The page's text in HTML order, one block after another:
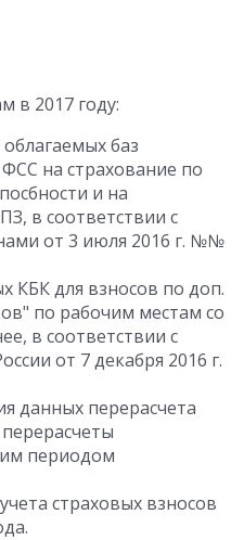
в 2017 году:
баз
на страхование по
и на
в соответствии с
от 3 июля 2016 г. №№
КБК для взносов по доп.
по рабочим местам со
в соответствии с
от 7 декабря 2016 г.
данных перерасчета
периодом
страховых взносов